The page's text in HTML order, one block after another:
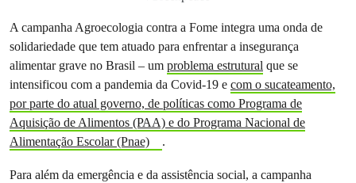
A campanha Agroecologia contra a Fome integra uma onda de
solidariedade que tem atuado para enfrentar a insegurança
alimentar grave no Brasil – um problema estrutural que se
intensificou com a pandemia da Covid-19 e com o sucateamento,
por parte do atual governo, de políticas como Programa de
Aquisição de Alimentos (PAA) e do Programa Nacional de
Alimentação Escolar (Pnae)
.
Para além da emergência e da assistência social, a campanha